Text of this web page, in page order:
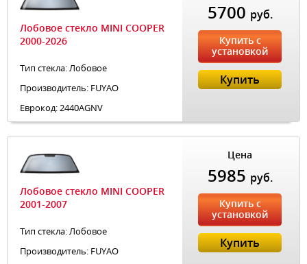
Лобовое стекло MINI COOPER
2000-2026
Тип стекла: Лобовое
Производитель: FUYAO
Еврокод: 2440AGNV
5700 руб.
Купить с
установкой
Купить
Лобовое стекло MINI COOPER
2001-2007
Тип стекла: Лобовое
Производитель: FUYAO
Цена
5985 руб.
Купить с
установкой
Купить